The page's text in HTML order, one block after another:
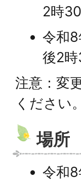
2時
令和
後2
注意：変
ください。
場所
令和